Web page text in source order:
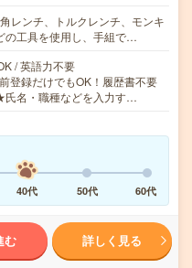
レンチ、トルクレンチ、モンキ
の工具を使用し、手組で…
/ 英語力不要
登録だけでもOK！履歴書不要
名・職種などを入力す…
40代 50代 60代
む 詳しく見る